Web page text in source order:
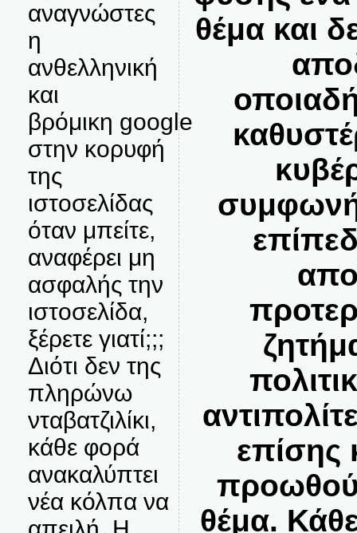
αναγνώστες
η
ανθελληνική
και
βρόμικη google
στην κορυφή
της
ιστοσελίδας
όταν μπείτε,
αναφέρει μη
ασφαλής την
ιστοσελίδα,
ξέρετε γιατί;;;
Διότι δεν της
πληρώνω
νταβατζιλίκι,
κάθε φορά
ανακαλύπτει
νέα κόλπα να
θέμα και
επίσης
θέμα.